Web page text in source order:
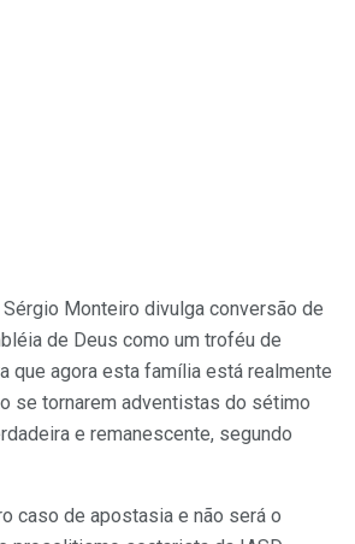
Monteiro divulga conversão de
de Deus como um troféu de
que agora esta família está realmente
se tornarem adventistas do sétimo
e remanescente, segundo
caso de apostasia e não será o